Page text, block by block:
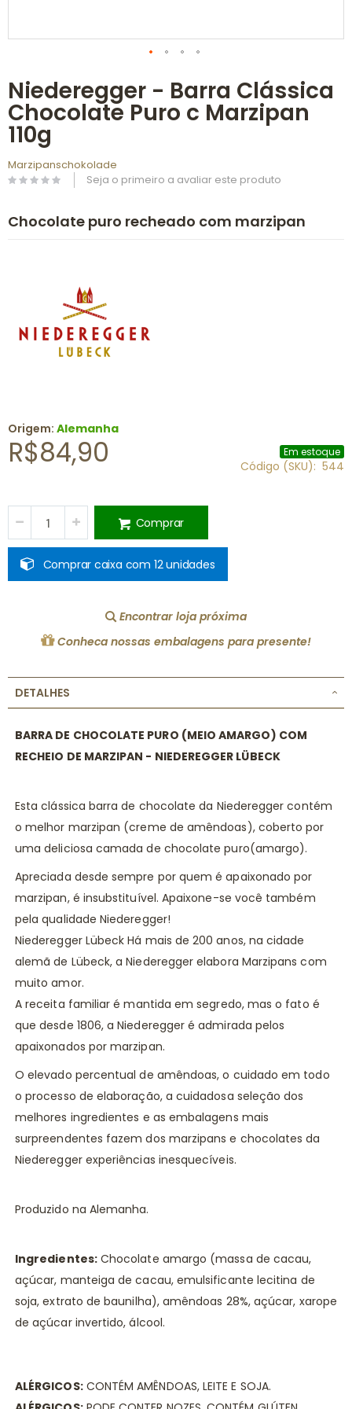
para
o
início
da
Galeria
imagens
Niederegger - Barra Clássica
Chocolate Puro c Marzipan
110g
Marzipanschokolade
Seja o primeiro a avaliar este produto
Chocolate puro recheado com marzipan
Origem: Alemanha
R$84,90 Em estoque
Código (SKU) 544
Comprar
Comprar caixa com 12 unidades
Encontrar loja próxima
Conheca nossas embalagens para presente!
DETALHES
BARRA DE CHOCOLATE PURO (MEIO AMARGO) COM
RECHEIO DE MARZIPAN - NIEDEREGGER LÜBECK
Esta clássica barra de chocolate da Niederegger contém
o melhor marzipan (creme de amêndoas), coberto por
uma deliciosa camada de chocolate puro(amargo).
Apreciada desde sempre por quem é apaixonado por
marzipan, é insubstituível. Apaixone-se você também
pela qualidade Niederegger!
Niederegger Lübeck Há mais de 200 anos, na cidade
alemã de Lübeck, a Niederegger elabora Marzipans com
muito amor.
A receita familiar é mantida em segredo, mas o fato é
que desde 1806, a Niederegger é admirada pelos
apaixonados por marzipan.
O elevado percentual de amêndoas, o cuidado em todo
o processo de elaboração, a cuidadosa seleção dos
melhores ingredientes e as embalagens mais
surpreendentes fazem dos marzipans e chocolates da
Niederegger experiências inesquecíveis.
Produzido na Alemanha.
Ingredientes:Chocolate amargo (massa de cacau,
açúcar, manteiga de cacau, emulsificante lecitina de
soja, extrato de baunilha), amêndoas 28%, açúcar, xarope
de açúcar invertido, álcool.
ALÉRGICOS:CONTÉM AMÊNDOAS, LEITE E SOJA.